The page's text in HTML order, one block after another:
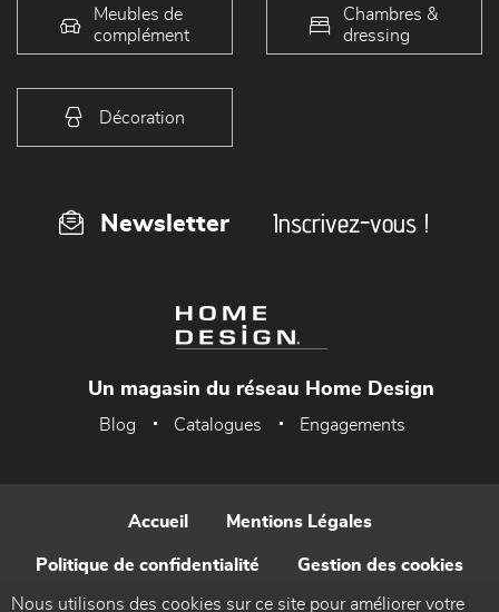
Meubles de
complément
Chambres &
dressing
Décoration
Newsletter Inscrivez-vous !
Un magasin du réseau Home Design
Blog Catalogues Engagements
Accueil Mentions Légales
Politique de confidentialité Gestion des cookies
Nous utilisons des cookies sur ce site pour améliorer votre